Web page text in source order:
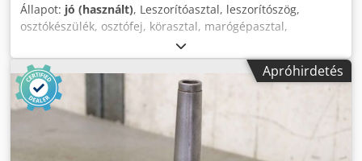
Állapot: jó (használt), Leszorítóasztal, leszorítószög,
osztókészülék, osztófej, körasztal, marógépasztal,
leszorítószög hárompofás tokmánnyal, leszorítószög
esztergatokmánnyal. -Gyártó: Schmid, körasztal
hárompofás tokmánnyal Csdpfoii E Tnsx Ag Ijha -Típus:
TWS200 -Tokmány mérete: Ø 200 mm -Méretek:
250/250/M365 mm -Súly: 52 kg
Apróhirdetés